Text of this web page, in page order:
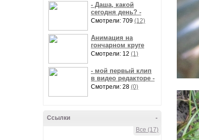
- Даша, какой
сегодня день? -
Смотрели: 709 (12)
Анимация на
гончарном круге
Смотрели: 12 (1)
- мой первый клип
в видео редакторе -
Смотрели: 28 (0)
-
Ссылки
Все (17)